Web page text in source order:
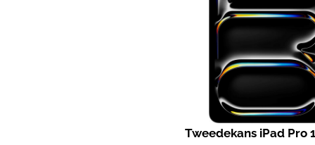
Tweedekans iPad Pro